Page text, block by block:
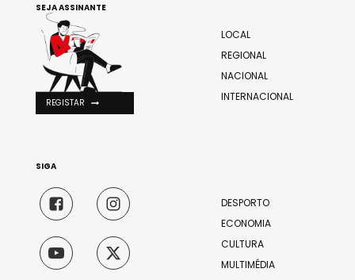
LOCAL
REGIONAL
NACIONAL
INTERNACIONAL
DESPORTO
ECONOMIA
CULTURA
MULTIMÉDIA
SEJA ASSINANTE
REGISTAR
SIGA